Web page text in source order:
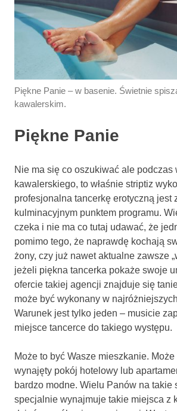
Piękne Panie – w basenie. Świetnie
kawalerskim.
Piękne Panie
Nie ma się co oszukiwać ale podczas
kawalerskiego, to właśnie striptiz
profesjonalna tancerkę erotyczną jest
kulminacyjnym punktem programu.
czeka i nie ma co tutaj udawać, że
pomimo tego, że naprawdę kochają
żony, czy już nawet aktualne zawsze
jeżeli piękna tancerka pokaże swoje
ofercie takiej agencji znajduje się
może być wykonany w
Warunek jest tylko jeden – musicie
miejsce tancerce do takiego występu.
Może to być Wasze mieszkanie.
wynajęty pokój hotelowy lub
bardzo modne. Wielu Panów na takie
specjalnie wynajmuje takie miejsca z